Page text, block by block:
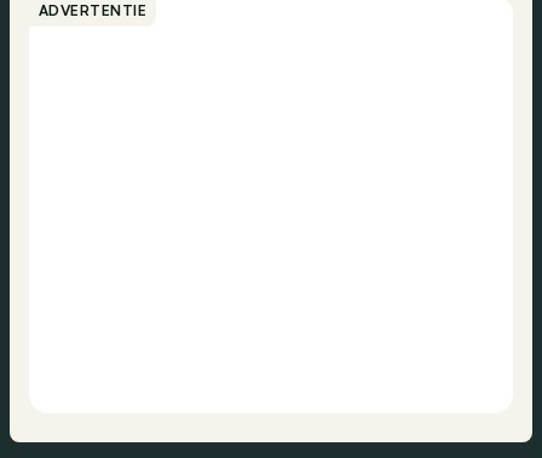
ADVERTENTIE